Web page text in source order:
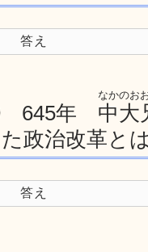
答え
645年 中大
なかのお
た政治改革と
答え